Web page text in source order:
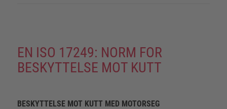
EN ISO 17249: NORM FOR
BESKYTTELSE MOT KUTT
BESKYTTELSE MOT KUTT MED MOTORSEG